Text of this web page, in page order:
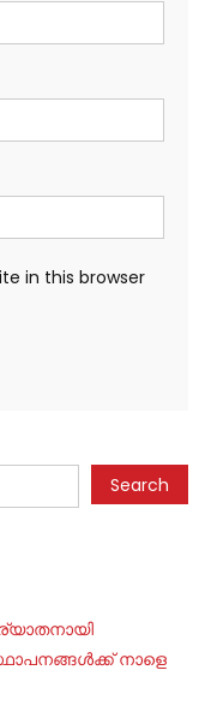
in this browser
Search
നാളെ